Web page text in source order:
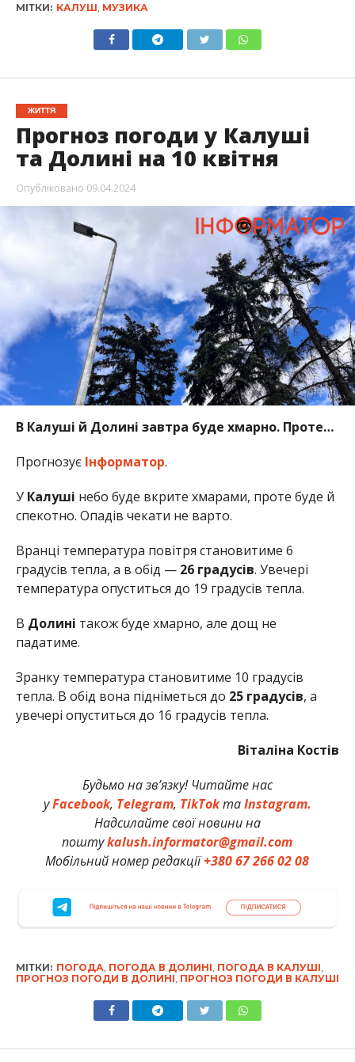
МІТКИ: КАЛУШ МУЗИКА
ЖИТТЯ
Прогноз погоди у Калуші
та Долині на 10 квітня
Опубліковано 09.04.2024
В Калуші й Долині завтра буде хмарно. Проте…
Прогнозує Інформатор.
У Калуші небо буде вкрите хмарами, проте буде й
спекотно. Опадів чекати не варто.
Вранці температура повітря становитиме 6
градусів тепла, а в обід — 26 градусів. Увечері
температура опуститься до 19 градусів тепла.
В Долині також буде хмарно, але дощ не
падатиме.
Зранку температура становитиме 10 градусів
тепла. В обід вона підніметься до 25 градусів, а
увечері опуститься до 16 градусів тепла.
Віталіна Костів
Будьмо на зв’язку! Читайте нас
уFacebook, Telegram, TikTokтаInstagram.
Надсилайте свої новини на
поштуkalush.informator@gmail.com
Мобільний номер редакції+380 67 266 02 08
МІТКИ: ПОГОДА, ПОГОДА В ДОЛИНІ, ПОГОДА В КАЛУШІ,
ПРОГНОЗ ПОГОДИ В ДОЛИНІ, ПРОГНОЗ ПОГОДИ В КАЛУШІ